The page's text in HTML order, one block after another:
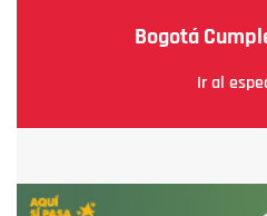
Bogotá
Ir al